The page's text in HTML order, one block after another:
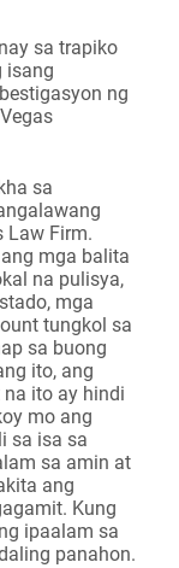
sa trapiko
isang
ng
sa
Law Firm.
mga balita
na pulisya,
mga
tungkol sa
sa buong
ito, ang
ito ay hindi
mo ang
sa isa sa
sa amin at
ang
Kung
ipaalam sa
panahon.